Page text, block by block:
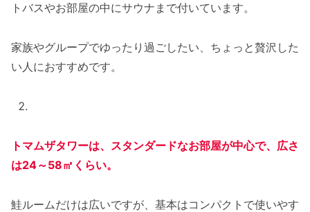
トバスやお部屋の中にサウナまで付いています。
家族やグループでゆったり過ごしたい、ちょっと贅沢した
い人におすすめです。
トマムザタワーは、スタンダードなお部屋が中心で、広さ
は24～58㎡くらい。
鮭ルームだけは広いですが、基本はコンパクトで使いやす